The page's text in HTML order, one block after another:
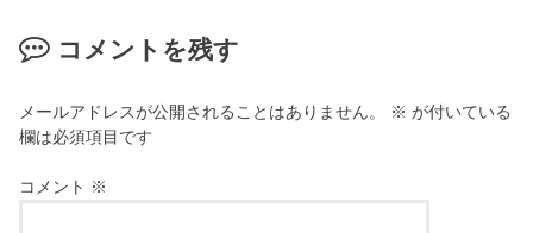
コメントを残す
メールアドレスが公開されることはありません。 ※ が付いている
欄は必須項目です
コメント ※